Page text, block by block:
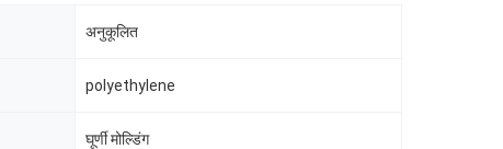
अनुकूलित
polyethylene
घूर्णी मोल्डिंग